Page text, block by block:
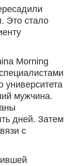
Это стало
Morning
университета
мужчина.
дней. Затем
с